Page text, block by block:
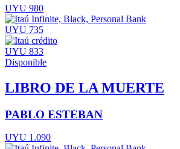
UYU 980
UYU 735
UYU 833
Disponible
LIBRO DE LA MUERTE
PABLO ESTEBAN
UYU 1.090